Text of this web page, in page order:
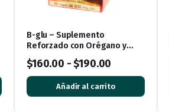
B-glu – Suplemento
Reforzado con Orégano y
Hueso de Aguacate 30
Cápsulas
$160.00 -$190.00
Añadir al carrito